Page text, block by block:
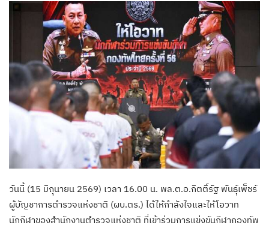
วันนี้ (15 มิถุนายน 2569) เวลา 16.00 น. พล.ต.อ.กิตติ์รัฐ พันธุ์เพ็ชร์
ผู้บัญชาการตำรวจแห่งชาติ (ผบ.ตร.) ได้ให้กำลังใจและให้โอวาท
นักกีฬาของสำนักงานตำรวจแห่งชาติ ที่เข้าร่วมการแข่งขันกีฬากองทัพ